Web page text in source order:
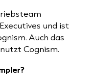
und ist
Auch das
Cognism.